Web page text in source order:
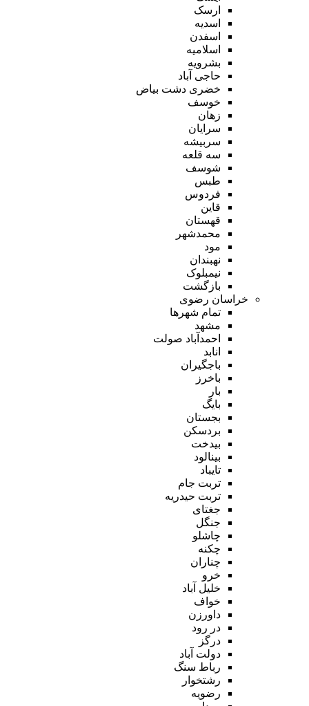
ارسک
اسدیه
اسفدن
اسلامیه
بشرویه
حاجی آباد
خضری دشت بیاض
خوسف
زهان
سرایان
سربیشه
سه قلعه
شوسف
طبس
فردوس
قاین
قهستان
محمدشهر
مود
نهبندان
نیمبلوک
بازگشت
خراسان رضوی
تمام شهر‌ها
مشهد
احمدآباد صولت
انابد
باجگیران
باخرز
بار
بایگ
بجستان
بردسکن
بیدخت
بینالود
تایباد
تربت جام
تربت حیدریه
جغتای
جنگل
چاشلو
چکنه
چناران
خرو
خلیل آباد
خواف
داورزن
در رود
درگز
دولت آباد
رباط سنگ
رشتخوار
رضویه